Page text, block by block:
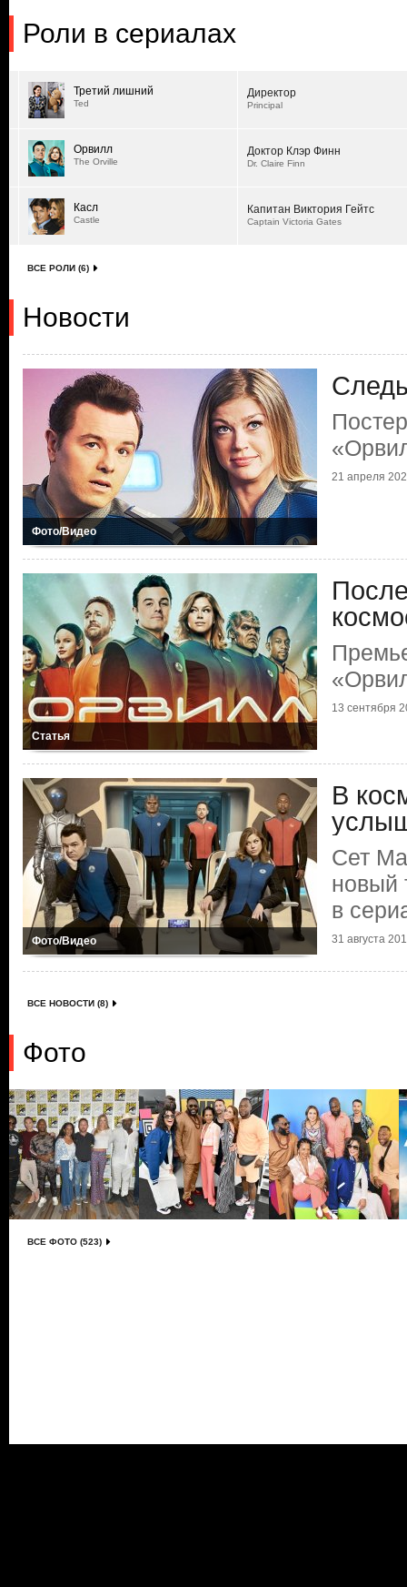
Роли в сериалах
Третий лишний
Ted
Директор
Principal
Орвилл
The Orville
Доктор Клэр Финн
Dr. Claire Finn
Касл
Castle
Капитан Виктория Гейтс
Captain Victoria Gates
ВСЕ РОЛИ (6)
Новости
Фото/Видео
21 апреля
Статья
13 сентября
Фото/Видео
В
Сет
новый
в
31 августа
ВСЕ НОВОСТИ (8)
Фото
ВСЕ ФОТО (523)